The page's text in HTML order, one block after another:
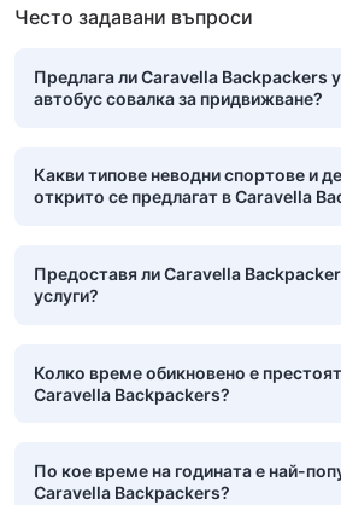
Често задавани въпроси
Предлага ли Caravella Backpackers
автобус совалка за придвижване?
Какви типове неводни спортове и
открито се предлагат в Caravella
Предоставя ли Caravella
услуги?
Колко време обикновено е
Caravella Backpackers?
По кое време на годината е най-
Caravella Backpackers?